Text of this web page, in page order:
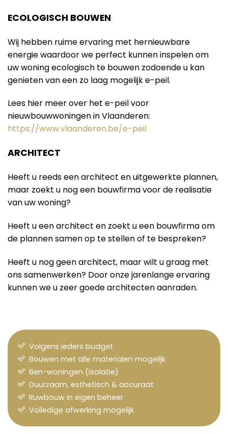
ECOLOGISCH BOUWEN
Wij hebben ruime ervaring met hernieuwbare
energie waardoor we perfect kunnen inspelen om
uw woning ecologisch te bouwen zodoende u kan
genieten van een zo laag mogelijk e-peil.
Lees hier meer over het e-peil voor
nieuwbouwwoningen in Vlaanderen:
https://www.vlaanderen.be/e-peil
ARCHITECT
Heeft u reeds een architect en uitgewerkte plannen,
maar zoekt u nog een bouwfirma voor de realisatie
van uw woning?
Heeft u een architect en zoekt u een bouwfirma om
de plannen samen op te stellen of te bespreken?
Heeft u nog geen architect, maar wilt u graag met
ons samenwerken? Door onze jarenlange ervaring
kunnen we u zeer goede architecten aanraden.
Volgens ieders budget
Bouwen met alle materialen mogelijk
Ben-woningen (isolatie)
Duurzaam, esthetisch & accuraat
Ruwbouw in eigen beheer
Volledige afwerking mogelijk